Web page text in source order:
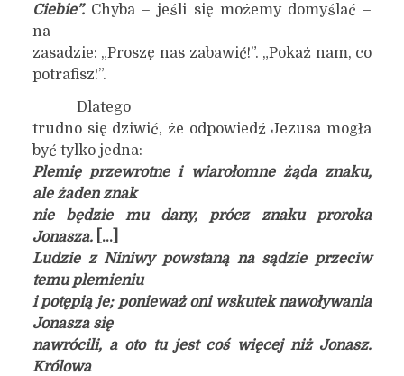
Ciebie”. Chyba – jeśli się możemy domyślać –
na
zasadzie: „Proszę nas zabawić!”. „Pokaż nam, co
potrafisz!”.
Dlatego
trudno się dziwić, że odpowiedź Jezusa mogła
być tylko jedna:
Plemię przewrotne i wiarołomne żąda znaku,
ale żaden znak
nie będzie mu dany, prócz znaku proroka
Jonasza.[…]
Ludzie z Niniwy powstaną na sądzie przeciw
temu plemieniu
i potępią je; ponieważ oni wskutek nawoływania
Jonasza się
nawrócili, a oto tu jest coś więcej niż Jonasz.
Królowa